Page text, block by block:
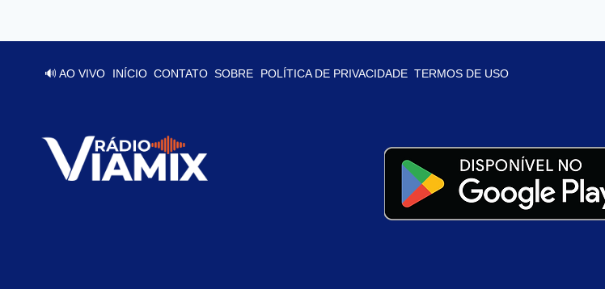
🔊 AO VIVO INÍCIO CONTATO SOBRE POLÍTICA DE PRIVACIDADE TERMOS DE USO